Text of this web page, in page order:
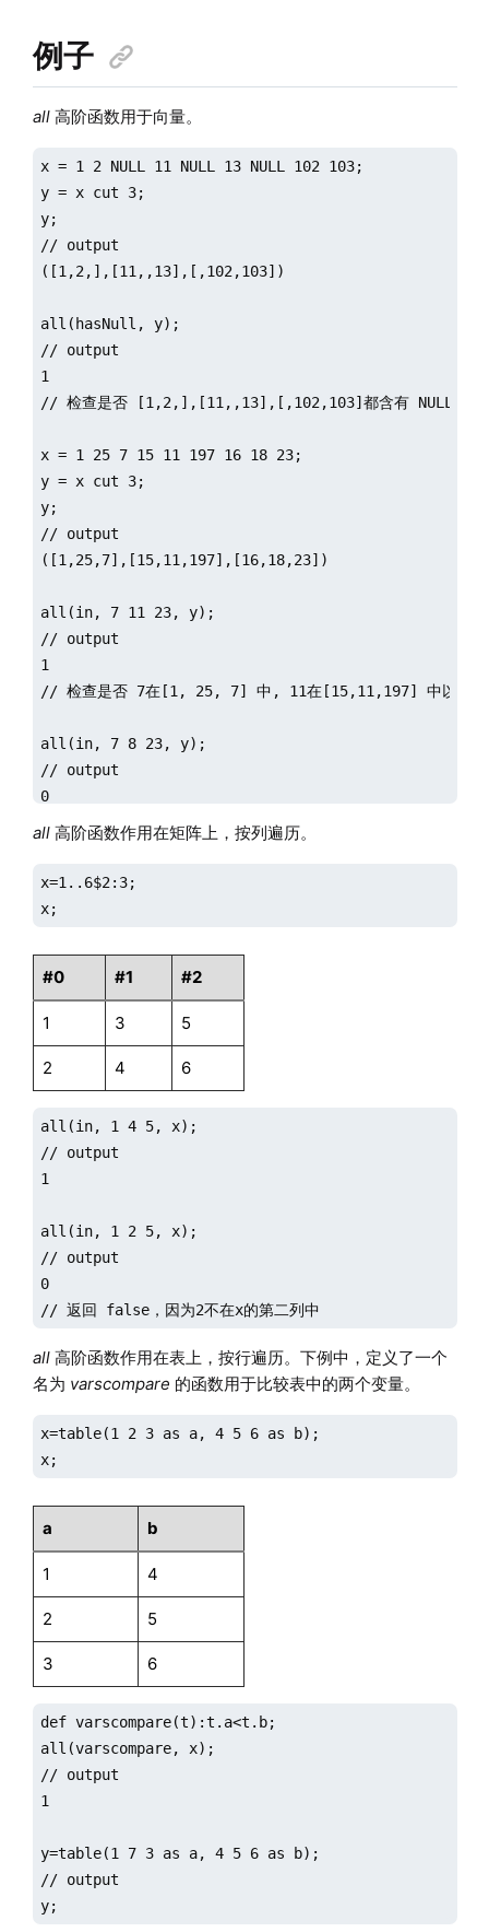
例子
all高阶函数用于向量。
x = 1 2 NULL 11 NULL 13 NULL 102 103;
y = x cut 3;
y;
// output
([1,2,],[11,,13],[,102,103])
all(hasNull, y);
// output
1
// 检查是否 [1,2,],[11,,13],[,102,103]都含有 NULL值
x = 1 25 7 15 11 197 16 18 23;
y = x cut 3;
y;
// output
([1,25,7],[15,11,197],[16,18,23])
all(in, 7 11 23, y);
// output
1
// 检查是否 7在[1, 25, 7] 中, 11在[15,11,197] 中以及
all(in, 7 8 23, y);
// output
0
// 由于8不在[15, 11, 197]中，返回false
all(lt, 1 2 3, 4 5 6);
// 检查是否 1<4, 2<5 以及3<6
all(lt, 1 2 7, 4 5 6);
// output
0
all高阶函数作用在矩阵上，按列遍历。
x=1..6$2:3;
x;
#0 #1 #2
1 3 5
2 4 6
all(in, 1 4 5, x);
// output
1
all(in, 1 2 5, x);
// output
0
// 返回 false，因为2不在x的第二列中
all高阶函数作用在表上，按行遍历。下例中，定义了一个
名为 varscompare 的函数用于比较表中的两个变量。
x=table(1 2 3 as a, 4 5 6 as b);
x;
a b
1 4
2 5
3 6
def varscompare(t):t.a<t.b;
all(varscompare, x);
// output
1
y=table(1 7 3 as a, 4 5 6 as b);
// output
y;